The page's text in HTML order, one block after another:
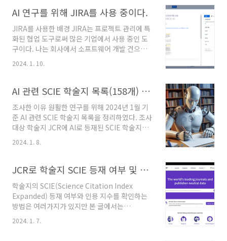
AI 연구를 위해 JIRA를 사용 중이다.
JIRA를 사용한 배경 JIRA는 프로젝트 관리에 특
화된 협업 도구로써 많은 기업에서 사용 중인 도
구이다. 나는 회사에서 소프트웨어 개발 건으로
JIRA를 사용하고 있는데 최근에 연구할 일이 많
아지면서 연구용으로도 사용 중이다. 결론부터
확실히 편리했다. JIRA의 특징 JIRA는 직관적으
으며 믿을 수 있는 기업에서 제공하는 도구이다.
이용료도 충분히 합리적이기 때문에 사용하기 좋
다. 어떤 곳에서 사용하는 것이 좋은가? 소규모
연구에서는 이런 도구를 사용하는 것이 오히려
방향으로 업무를 수행하며 협업으로 발생하는 ..
2024. 1. 10.
AI 관련 SCIE 학술지 목록(158개) 및 순위(2024년 1월 기준)
조사한 이유 원활한 연구를 위해 2024년 1월 기
준 AI 관련 SCIE 학술지 목록을 정리하였다. 조사
대상 학술지 JCR에 AI로 등재된 SCIE 학술지와
AI로 등재하지는 않았지만 AI 논문도 발행하는
SCIE 학술지로 정리하였다. 기준 일자 및 정렬 방
JCR에 나온 IF(Impact Factor)가 높은 순으로
Communications Surveys and Tutorials,
1553-877X. [23.8] (SCIE) Nature Machine
Intelligence, 2522-5839. [23.6] (SCIE)
IEEE TRANSACTIONS ON PATTERN
2024. 1. 8.
JCR로 학술지 SCIE 등재 여부 및 인용 지수 확인하는 방법
학술지의 SCIE(Science Citation Index
Expanded) 등재 여부와 인용 지수를 확인하는
방법은 여러가지가 있지만 본 글에서는
JCR(Journal Citation Reports)을 통해 확인
하는 방법을 설명한다. JCR 홈페이지 주소는 아
2024. 1. 7.